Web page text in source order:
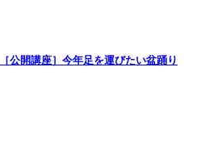
公開講座］今年足を運びたい盆踊り